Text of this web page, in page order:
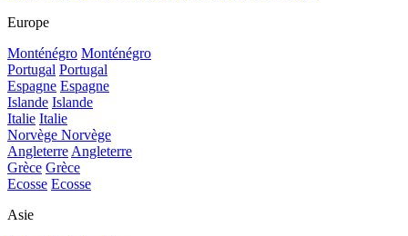
Europe
Monténégro Monténégro
Portugal Portugal
Espagne Espagne
Islande Islande
Italie Italie
Norvège Norvège
Angleterre Angleterre
Grèce Grèce
Ecosse Ecosse
Asie